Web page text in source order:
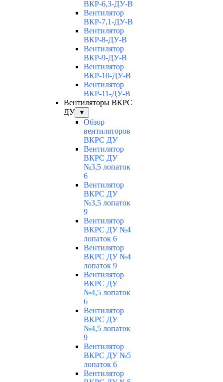
ВКР-6,3-ДУ-В
Вентилятор
ВКР-7,1-ДУ-В
Вентилятор
ВКР-8-ДУ-В
Вентилятор
ВКР-9-ДУ-В
Вентилятор
ВКР-10-ДУ-В
Вентилятор
ВКР-11-ДУ-В
Вентиляторы ВКРС
ДУ
▼
Обзор
вентиляторов
ВКРС ДУ
Вентилятор
ВКРС ДУ
№3,5 лопаток
6
Вентилятор
ВКРС ДУ
№3,5 лопаток
9
Вентилятор
ВКРС ДУ №4
лопаток 6
Вентилятор
ВКРС ДУ №4
лопаток 9
Вентилятор
ВКРС ДУ
№4,5 лопаток
6
Вентилятор
ВКРС ДУ
№4,5 лопаток
9
Вентилятор
ВКРС ДУ №5
лопаток 6
Вентилятор